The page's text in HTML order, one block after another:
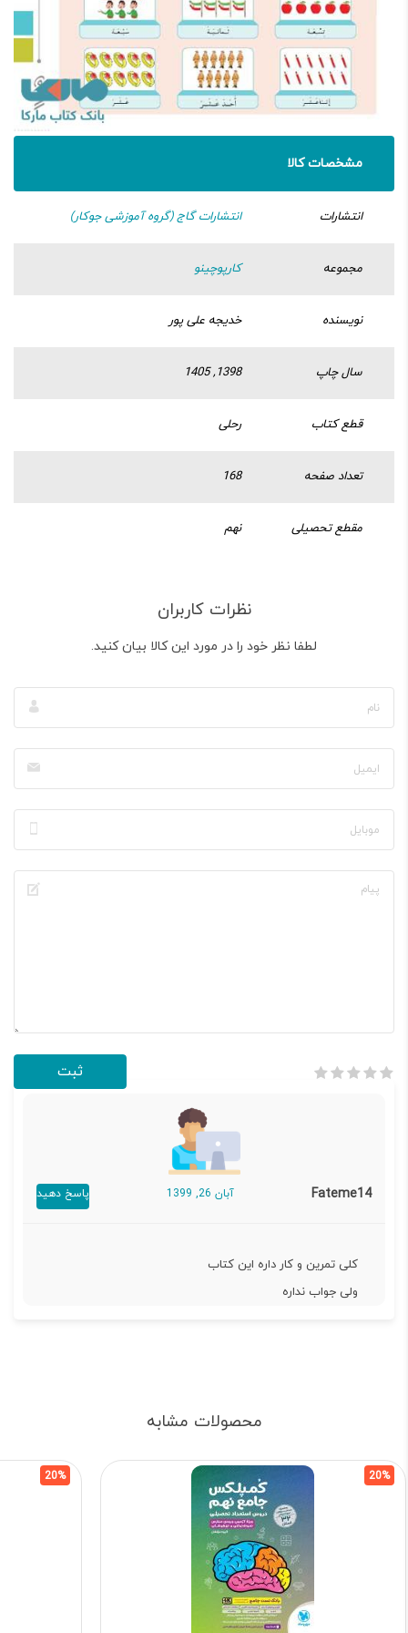
مشخصات کالا
انتشارات انتشارات گاج (گروه آموزشی جوکار)
مجموعه کارپوچینو
نویسنده خدیجه علی پور
سال چاپ 1398, 1405
قطع کتاب رحلی
تعداد صفحه 168
مقطع تحصیلی نهم
نظرات کاربران
لطفا نظر خود را در مورد این کالا بیان کنید.
Fateme14 آبان 26, 1399 پاسخ دهید
کلی تمرین و کار داره این کتاب
ولی جواب نداره
محصولات مشابه
20%
20%